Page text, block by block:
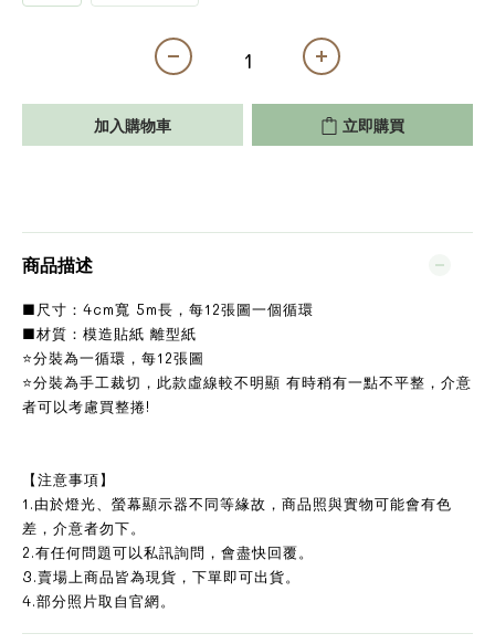
加入購物車 立即購買
商品描述
■尺寸：4cm寬 5m長，每12張圖一個循環
■材質：模造貼紙 離型紙
⭐分裝為一循環，每12張圖
⭐分裝為手工裁切，此款虛線較不明顯 有時稍有一點不平整，介意
者可以考慮買整捲!
【注意事項】
1.由於燈光、螢幕顯示器不同等緣故，商品照與實物可能會有色
差，介意者勿下。
2.有任何問題可以私訊詢問，會盡快回覆。
3.賣場上商品皆為現貨，下單即可出貨。
4.部分照片取自官網。